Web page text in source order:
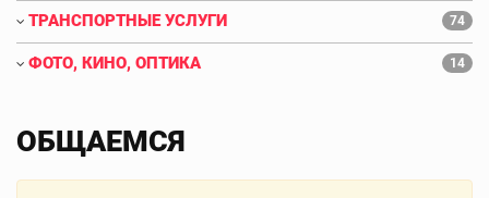
ТРАНСПОРТНЫЕ УСЛУГИ 74
ФОТО, КИНО, ОПТИКА 14
ОБЩАЕМСЯ